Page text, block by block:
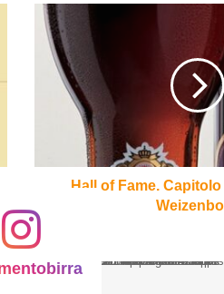
Hall
Fame.
Capitolo
Aventinus
Weizenbock
Hall of Fame.